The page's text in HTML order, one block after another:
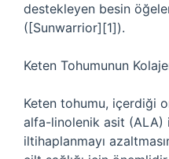
destekleyen besin
([Sunwarrior][1]).
Keten Tohumunun
Keten tohumu, içerdiği
alfa-linolenik asit (ALA)
iltihaplanmayı